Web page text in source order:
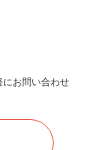
お問い合わせ